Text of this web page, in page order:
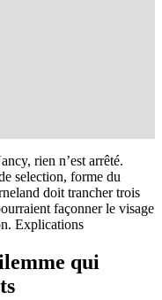
rien n’est arrêté.
selection, forme du
doit trancher trois
façonner le visage
Explications
qui